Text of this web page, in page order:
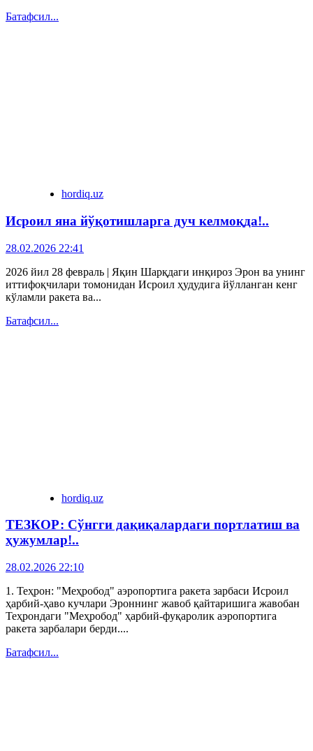
Батафсил...
hordiq.uz
Исроил яна йўқотишларга дуч келмоқда!..
28.02.2026 22:41
2026 йил 28 февраль | Яқин Шарқдаги инқироз Эрон ва унинг
иттифоқчилари томонидан Исроил ҳудудига йўлланган кенг
кўламли ракета ва...
Батафсил...
hordiq.uz
ТЕЗКОР: Сўнгги дақиқалардаги портлатиш ва
ҳужумлар!..
28.02.2026 22:10
1. Теҳрон: "Меҳробод" аэропортига ракета зарбаси Исроил
ҳарбий-ҳаво кучлари Эроннинг жавоб қайтаришига жавобан
Теҳрондаги "Меҳробод" ҳарбий-фуқаролик аэропортига
ракета зарбалари берди....
Батафсил...